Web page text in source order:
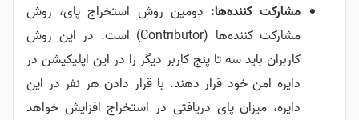
مشارکت کننده‌ها: دومین روش استخراج پای، روش
مشارکت کننده‌ها (Contributor) است. در این روش
کاربران باید سه تا پنج کاربر دیگر را در این اپلیکیشن در
دایره امن خود قرار دهند. با قرار دادن هر نفر در این
دایره، میزان پای دریافتی در استخراج افزایش خواهد